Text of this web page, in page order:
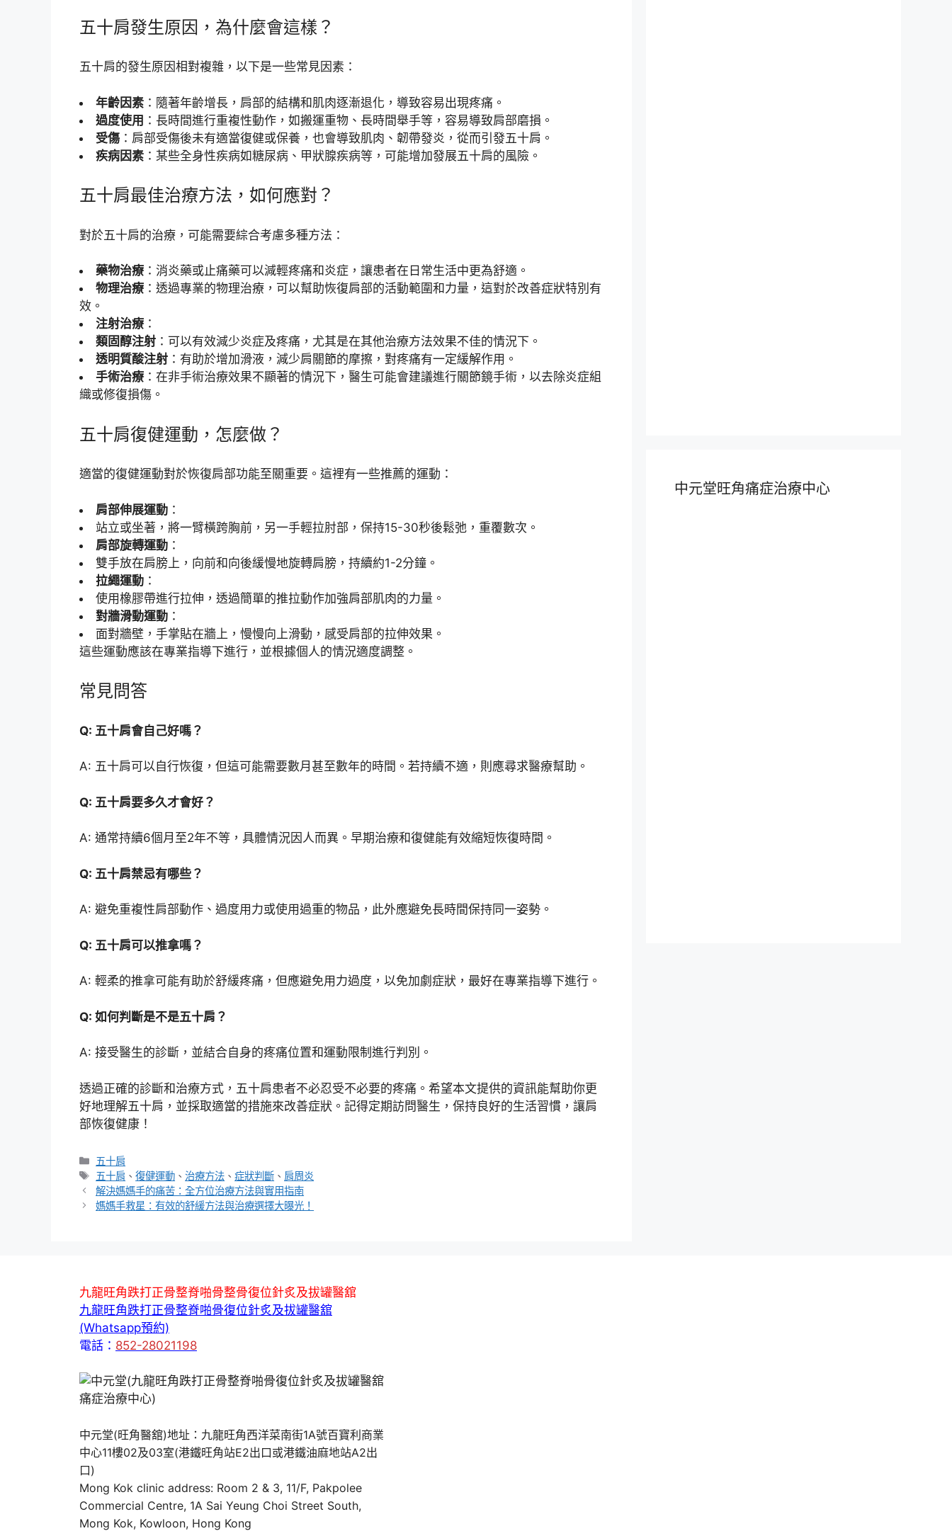
五十肩發生原因，為什麼會這樣？
五十肩的發生原因相對複雜，以下是一些常見因素：
年齡因素 ：隨著年齡增長，肩部的結構和肌肉逐漸退化，導致容易出現疼痛。
過度使用 ：長時間進行重複性動作，如搬運重物、長時間舉手等，容易導致肩部磨損。
受傷 ：肩部受傷後未有適當復健或保養，也會導致肌肉、韌帶發炎，從而引發五十肩。
疾病因素 ：某些全身性疾病如糖尿病、甲狀腺疾病等，可能增加發展五十肩的風險。
五十肩最佳治療方法，如何應對？
對於五十肩的治療，可能需要綜合考慮多種方法：
藥物治療：消炎藥或止痛藥可以減輕疼痛和炎症，讓患者在日常生活中更為舒適。
物理治療：透過專業的物理治療，可以幫助恢復肩部的活動範圍和力量，這對於改善症狀特別有
效。
注射治療：
類固醇注射 ：可以有效減少炎症及疼痛，尤其是在其他治療方法效果不佳的情況下。
透明質酸注射 ：有助於增加滑液，減少肩關節的摩擦，對疼痛有一定緩解作用。
手術治療：在非手術治療效果不顯著的情況下，醫生可能會建議進行關節鏡手術，以去除炎症組
織或修復損傷。
五十肩復健運動，怎麼做？
適當的復健運動對於恢復肩部功能至關重要。這裡有一些推薦的運動：
肩部伸展運動 ：
站立或坐著，將一臂橫跨胸前，另一手輕拉肘部，保持15-30秒後鬆弛，重覆數次。
肩部旋轉運動 ：
雙手放在肩膀上，向前和向後緩慢地旋轉肩膀，持續約1-2分鐘。
拉繩運動 ：
使用橡膠帶進行拉伸，透過簡單的推拉動作加強肩部肌肉的力量。
對牆滑動運動 ：
面對牆壁，手掌貼在牆上，慢慢向上滑動，感受肩部的拉伸效果。
這些運動應該在專業指導下進行，並根據個人的情況適度調整。
常見問答
Q: 五十肩會自己好嗎？
A: 五十肩可以自行恢復，但這可能需要數月甚至數年的時間。若持續不適，則應尋求醫療幫助。
Q: 五十肩要多久才會好？
A: 通常持續6個月至2年不等，具體情況因人而異。早期治療和復健能有效縮短恢復時間。
Q: 五十肩禁忌有哪些？
A: 避免重複性肩部動作、過度用力或使用過重的物品，此外應避免長時間保持同一姿勢。
Q: 五十肩可以推拿嗎？
A: 輕柔的推拿可能有助於舒緩疼痛，但應避免用力過度，以免加劇症狀，最好在專業指導下進行。
Q: 如何判斷是不是五十肩？
A: 接受醫生的診斷，並結合自身的疼痛位置和運動限制進行判別。
透過正確的診斷和治療方式，五十肩患者不必忍受不必要的疼痛。希望本文提供的資訊能幫助你更
好地理解五十肩，並採取適當的措施來改善症狀。記得定期訪問醫生，保持良好的生活習慣，讓肩
部恢復健康！
分
類
五十肩
標
籤
五十肩 、復健運動 、治療方法 、症狀判斷 、 肩周炎
解決媽媽手的痛苦：全方位治療方法與實用指南
媽媽手救星：有效的舒緩方法與治療選擇大曝光！
中元堂旺角痛症治療中心
九龍旺角跌打正骨整脊啪骨整骨復位針炙及拔罐醫舘
九龍旺角跌打正骨整脊啪骨復位針炙及拔罐醫舘
(Whatsapp預約)
電話： 852-28021198
中元堂(旺角醫舘)地址：九龍旺角西洋菜南街1A號百寶利商業
中心11樓02及03室(港鐵旺角站E2出口或港鐵油麻地站A2出
口)
Mong Kok clinic address: Room 2 & 3, 11/F, Pakpolee
Commercial Centre, 1A Sai Yeung Choi Street South,
Mong Kok, Kowloon, Hong Kong